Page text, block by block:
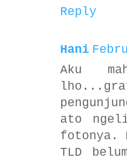
Reply
Hani
Aku
ato
fotonya.
TLD